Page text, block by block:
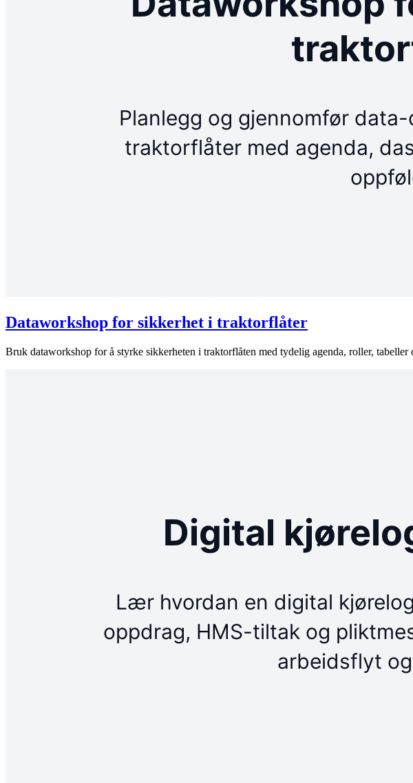
Dataworkshop for sikkerhet i traktorflåter
Bruk dataworkshop for å styrke sikkerheten i traktorflåten med tydelig agenda, roller,